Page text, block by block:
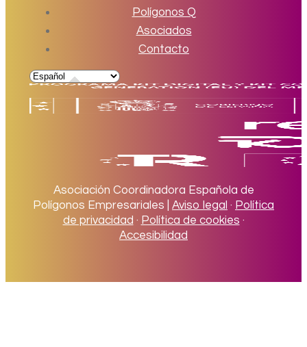
Polígonos Q
Asociados
Contacto
Asociación Coordinadora Española de
Polígonos Empresariales | Aviso legal · Política
de privacidad · Política de cookies ·
Accesibilidad